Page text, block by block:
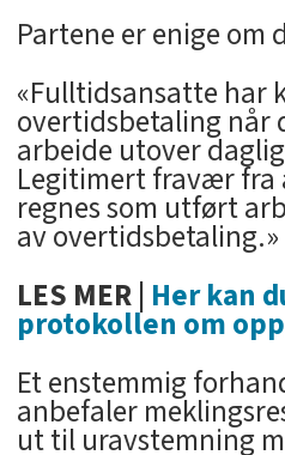
Partene er enige om
«Fulltidsansatte har
overtidsbetaling når
arbeide utover
Legitimert fravær fra
regnes som utført
av overtidsbetaling.»
LES MER | Her kan
protokollen om
Et enstemmig
anbefaler
ut til uravstemning